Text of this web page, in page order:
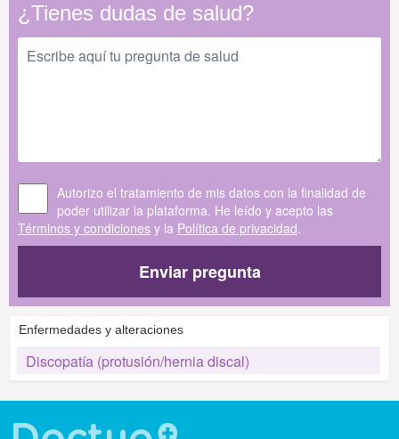
¿Tienes dudas de salud?
Autorizo el tratamiento de mis datos con la finalidad de
poder utilizar la plataforma. He leído y acepto las
Términos y condiciones y la Política de privacidad.
Enviar pregunta
Enfermedades y alteraciones
Discopatía (protusión/hernia discal)